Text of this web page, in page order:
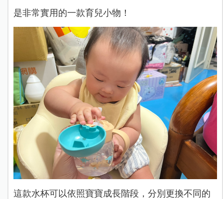
是非常實用的一款育兒小物！
這款水杯可以依照寶寶成長階段，分別更換不同的